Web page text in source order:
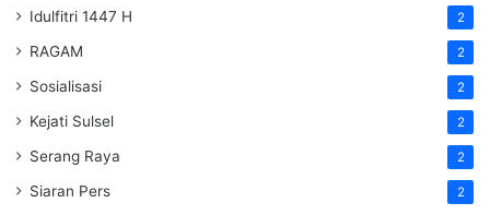
Idulfitri 1447 H 2
RAGAM 2
Sosialisasi 2
Kejati Sulsel 2
Serang Raya 2
Siaran Pers 2